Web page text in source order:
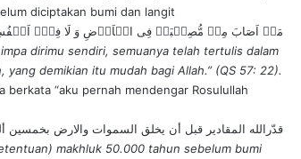
diciptakan bumi dan langit
مَاۤ اَصَابَ مِنۡ مُّصِیۡبَۃٍ فِی الۡاَرۡضِ وَ لَا فِیۡۤ
dirimu sendiri, semuanya telah tertulis dalam
demikian itu mudah bagi Allah.” (QS 57: 22).
berkata “aku pernah mendengar Rosulullah
قدّرالله المقادير قبل أن يخلق السموات والارض بخمسين
makhluk 50.000 tahun sebelum bumi